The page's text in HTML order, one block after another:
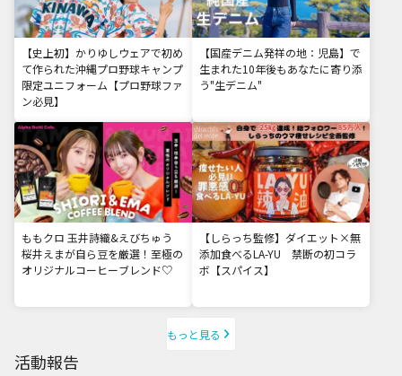
【史上初】かりゆしウェアで初め
て作られた沖縄プロ野球キャンプ
限定ユニフォーム【プロ野球ファ
ン必見】
【国産デニム発祥の地：児島】で
生まれた10年後もあなたに寄り添
う"生デニム"
ももクロ 玉井詩織&えびちゅう
桜井えまが自ら豆を厳選！至極の
オリジナルコーヒーブレンド♡
【しらっち監修】ダイエット×無
添加食べるLA-YU 禁断の初コラ
ボ【スパイス】
もっと見る
活動報告